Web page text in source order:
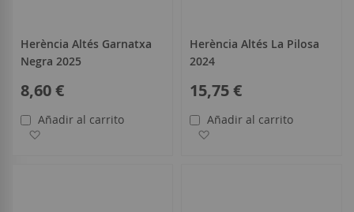
Herència Altés Garnatxa
Negra 2025
8,60 €
Añadir al carrito
Herència Altés La Pilosa
2024
15,75 €
Añadir al carrito